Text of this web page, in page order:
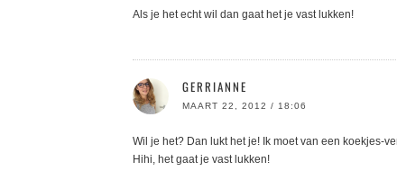
Als je het echt wil dan gaat het je vast lukken!
GERRIANNE
MAART 22, 2012 / 18:06
Wil je het? Dan lukt het je! Ik moet van een koekjes-
Hihi, het gaat je vast lukken!